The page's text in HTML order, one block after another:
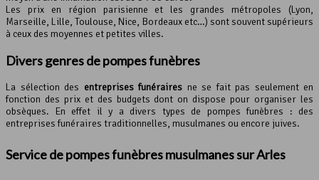
Les prix en région parisienne et les grandes métropoles (Lyon,
Marseille, Lille, Toulouse, Nice, Bordeaux etc…) sont souvent supérieurs
à ceux des moyennes et petites villes.
Divers genres de pompes funèbres
La sélection des entreprises funéraires ne se fait pas seulement en
fonction des prix et des budgets dont on dispose pour organiser les
obsèques. En effet il y a divers types de pompes funèbres : des
entreprises funéraires traditionnelles, musulmanes ou encore juives.
Service de pompes funèbres musulmanes sur Arles